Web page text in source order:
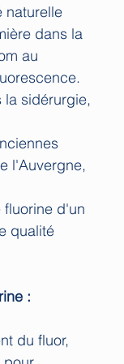
naturelle
dans la
au
la sidérurgie,
l'Auvergne,
fluorine d'un
qualité
:
du fluor,